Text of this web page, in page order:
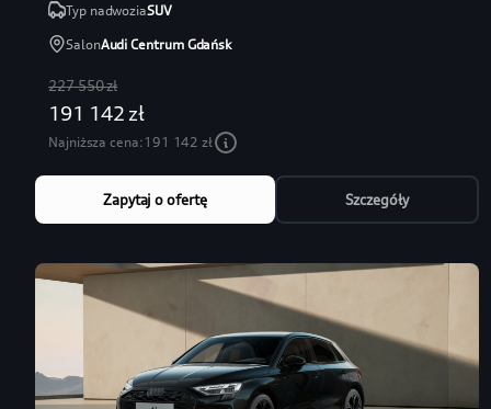
Typ nadwoziaSUV
SalonAudi Centrum Gdańsk
227 550 zł
191 142 zł
Najniższa cena:191 142 zł
Zapytaj o ofertę Szczegóły